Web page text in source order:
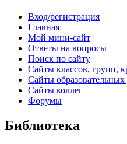
Вход/регистрация
Главная
Мой мини-сайт
Ответы на вопросы
Поиск по сайту
Сайты классов, групп,
Сайты
Сайты коллег
Форумы
Библиотека